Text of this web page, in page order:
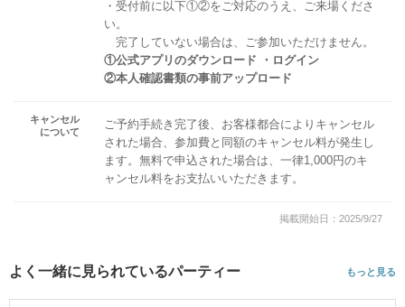
・受付前に以下①②をご対応のうえ、ご来場くださ
い。
完了していない場合は、ご参加いただけません。
①公式アプリのダウンロード ・ログイン
②本人確認書類の事前アップロード
キャンセル
について
ご予約手続き完了後、お客様都合によりキャンセル
された場合、参加費と同額のキャンセル料が発生し
ます。無料で申込された場合は、一律1,000円のキ
ャンセル料をお支払いいただきます。
掲載開始日：2025/9/27
よく一緒に見られているパーティー もっと見る